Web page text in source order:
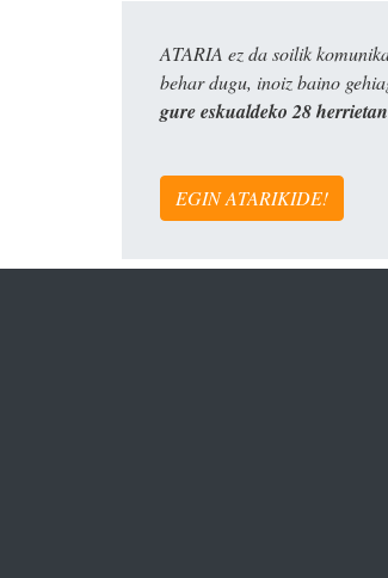
ATARIA ez da soilik
behar dugu, inoiz baino
gure eskualdeko 28
EGIN ATARIKIDE!